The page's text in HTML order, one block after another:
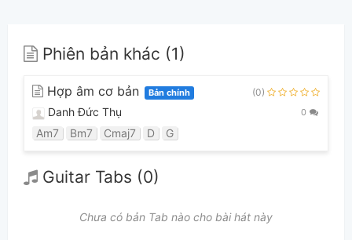
Phiên bản khác (1)
Hợp âm cơ bản Bản chính (0)
Danh Đức Thụ 0
Am7 Bm7 Cmaj7 D G
Guitar Tabs (0)
Chưa có bản Tab nào cho bài hát này